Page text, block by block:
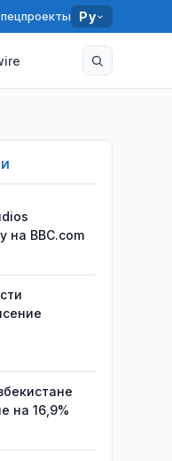
Ру
на BBC.com
на 16,9%